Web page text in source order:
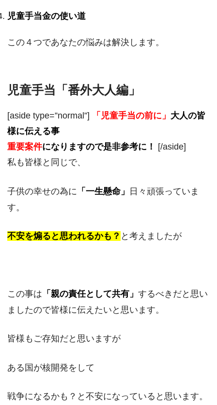
児童手当金の使い道
この４つであなたの悩みは解決します。
児童手当「番外大人編」
[aside type=”normal”] 「児童手当の前に」 大人の皆
様に伝える事
重要案件になりますので是非参考に！
[/aside]
私も皆様と同じで、
子供の幸せの為に 「一生懸命」
日々頑張っていま
す。
不安を煽ると思われるかも？ と考えましたが
この事は 「 親の責任として共有」 するべきだと思い
ましたので皆様に伝えたいと思います。
皆様もご存知だと思いますが
ある国が核開発をして
戦争になるかも？と不安になっていると思います。